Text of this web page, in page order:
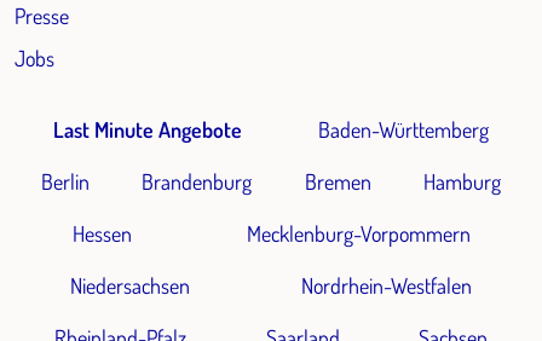
Presse
Jobs
Last Minute Angebote
Baden-Württemberg
Berlin
Brandenburg Bremen
Hamburg
Hessen
Mecklenburg-Vorpommern
Niedersachsen
Nordrhein-Westfalen